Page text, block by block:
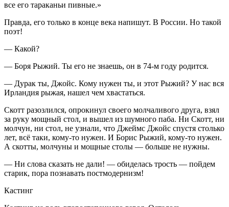
все его тараканьи пивные.»
Правда, его только в конце века напишут. В России. Но такой
поэт!
— Какой?
— Боря Рыжий. Ты его не знаешь, он в 74-м году родится.
— Дурак ты, Джойс. Кому нужен ты, и этот Рыжий? У нас вся
Ирландия рыжая, нашел чем хвастаться.
Скотт разозлился, опрокинул своего молчаливого друга, взял
за руку мощный стол, и вышел из шумного паба. Ни Скотт, ни
молчун, ни стол, не узнали, что Джеймс Джойс спустя столько
лет, всё таки, кому-то нужен. И Борис Рыжий, кому-то нужен.
А скотты, молчуны и мощные столы — больше не нужны.
— Ни слова сказать не дали! — обиделась трость — пойдем
старик, пора познавать постмодернизм!
Кастинг